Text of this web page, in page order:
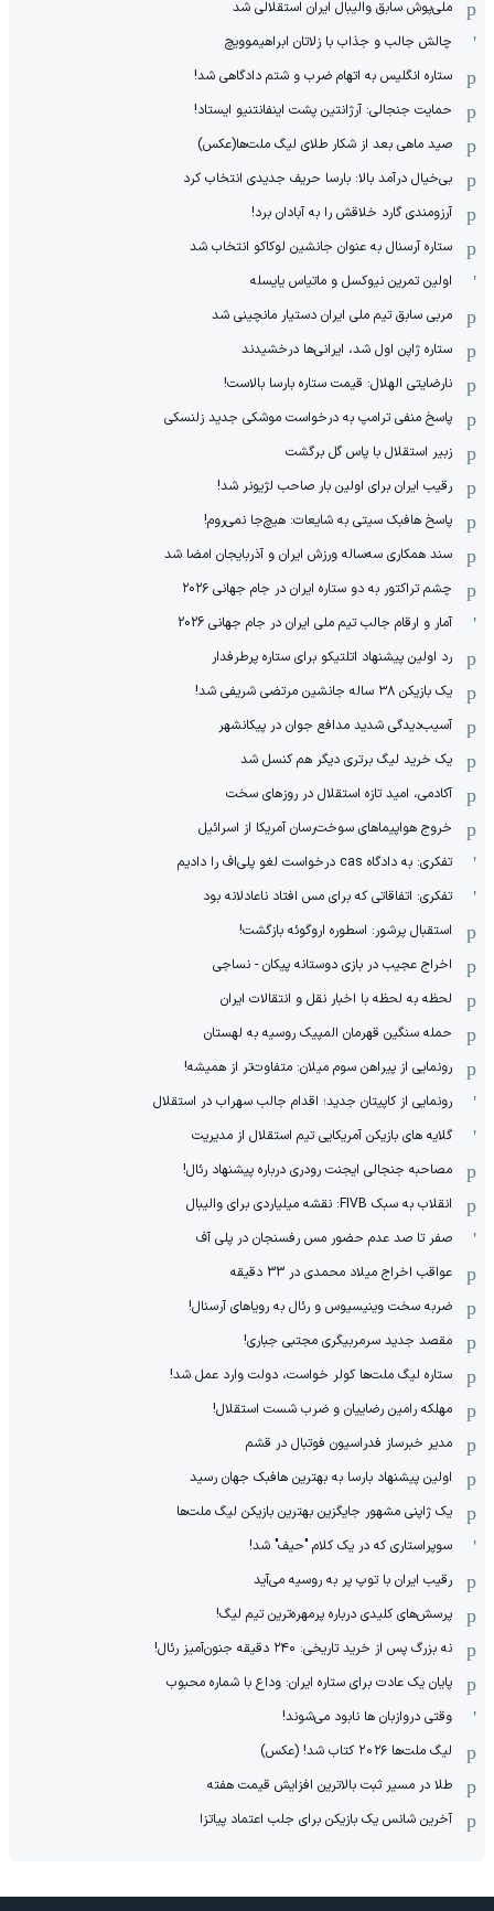
ملی‌پوش سابق والیبال ایران استقلالی شد
چالش جالب و جذاب با زلاتان ابراهیموویچ
ستاره انگلیس به اتهام ضرب و شتم دادگاهی شد!
حمایت جنجالی: آرژانتین پشت اینفانتنیو ایستاد!
صید ماهی بعد از شکار طلای لیگ ملت‌ها(عکس)
بی‌خیال درآمد بالا: بارسا حریف جدیدی انتخاب کرد
آرزومندی گارد خلاقش را به آبادان برد!
ستاره آرسنال به عنوان جانشین لوکاکو انتخاب شد
اولین تمرین نیوکسل و ماتیاس یایسله
مربی سابق تیم ملی ایران دستیار مانچینی شد
ستاره ژاپن اول شد، ایرانی‌ها درخشیدند
نارضایتی الهلال: قیمت ستاره بارسا بالاست!
پاسخ منفی ترامپ به درخواست موشکی جدید زلنسکی
زبیر استقلال با پاس گل برگشت
رقیب ایران برای اولین بار صاحب لژیونر شد!
پاسخ هافبک سیتی به شایعات: هیچ‌جا نمی‌روم!
سند همکاری سه‌ساله‌ ‌ورزش ایران و آذربایجان امضا شد
چشم تراکتور به دو ستاره ایران در جام جهانی ۲۰۲۶
آمار و ارقام جالب تیم ملی ایران در جام جهانی 2026
رد اولین پیشنهاد اتلتیکو برای ستاره پرطرفدار
یک بازیکن ۳۸ ساله جانشین مرتضی شریفی شد!
آسیب‌دیدگی شدید مدافع جوان در پیکانشهر
یک خرید لیگ برتری دیگر هم کنسل شد
آکادمی، امید تازه استقلال در روزهای سخت
خروج هواپیماهای سوخت‌رسان آمریکا از اسرائیل
تفکری: به دادگاه cas درخواست لغو پلی‌اف را دادیم
تفکری: اتفاقاتی که برای مس افتاد ناعادلانه بود
استقبال پرشور: اسطوره اروگوئه بازگشت!
اخراج عجیب در بازی دوستانه پیکان - نساجی
لحظه به لحظه با اخبار نقل و انتقالات ایران
حمله سنگین قهرمان المپیک روسیه به لهستان
رونمایی از پیراهن سوم میلان: متفاوت‌تر از همیشه!
رونمایی از کاپیتان جدید؛ اقدام جالب سهراب در استقلال
گلایه های بازیکن آمریکایی تیم استقلال از مدیریت
مصاحبه جنجالی ایجنت رودری درباره پیشنهاد رئال!
انقلاب به سبک FIVB: نقشه میلیاردی برای والیبال
صفر تا صد عدم حضور مس رفسنجان در پلی آف
عواقب اخراج میلاد محمدی در 33 دقیقه
ضربه سخت وینیسیوس و رئال به رویاهای آرسنال!
مقصد جدید سرمربیگری مجتبی جباری!
ستاره لیگ ملت‌ها کولر خواست، دولت وارد عمل شد!
مهلکه رامین رضاییان و ضرب شست استقلال!
مدیر خبرساز فدراسیون فوتبال در قشم
اولین پیشنهاد بارسا به بهترین هافبک جهان رسید
یک ژاپنی مشهور جایگزین بهترین بازیکن لیگ ملت‌ها
سوپراستاری که در یک کلام "حیف" شد!
رقیب ایران با توپ پر به روسیه می‌آید
پرسش‌های کلیدی درباره پرمهره‌ترین تیم لیگ!
نه بزرگ پس از خرید تاریخی: ۲۴۰ دقیقه جنون‌آمیز رئال!
پایان یک عادت برای ستاره ایران: وداع با شماره محبوب
وقتی دروازبان ها نابود می‌شوند!
لیگ ملت‌ها ٢٠٢۶ کتاب شد! (عکس)
طلا در مسیر ثبت بالاترین افزایش قیمت هفته
آخرین شانس یک بازیکن برای جلب اعتماد پیاتزا